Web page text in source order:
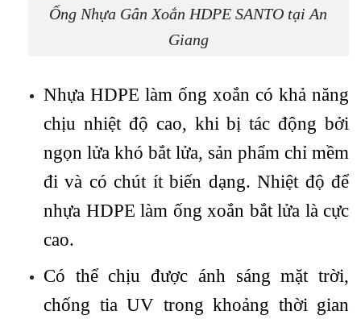
Ống Nhựa Gân Xoắn HDPE SANTO tại An
Giang
Nhựa HDPE làm ống xoắn có khả năng
chịu nhiệt độ cao, khi bị tác động bởi
ngọn lửa khó bắt lửa, sản phẩm chỉ mềm
đi và có chút ít biến dạng. Nhiệt độ để
nhựa HDPE làm ống xoắn bắt lửa là cực
cao.
Có thể chịu được ánh sáng mặt trời,
chống tia UV trong khoảng thời gian